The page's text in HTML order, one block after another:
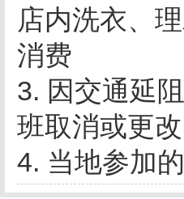
店内洗衣、
消费
3. 因交通延
班取消或更
4. 当地参加